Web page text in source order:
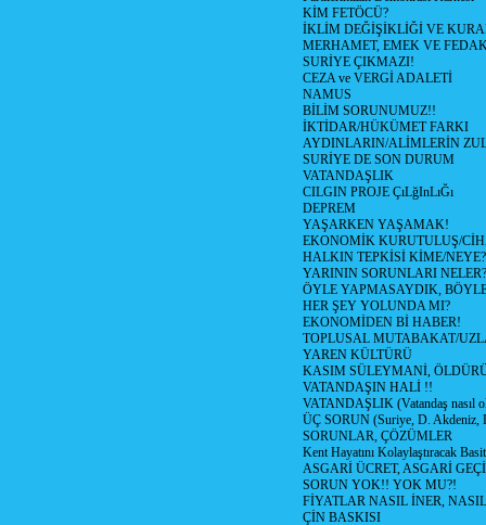
KİM FETÖCÜ?
İKLİM DEĞİŞİKLİĞİ VE
MERHAMET, EMEK VE
SURİYE ÇIKMAZI!
CEZA ve VERGİ ADALETİ
NAMUS
BİLİM SORUNUMUZ!!
İKTİDAR/HÜKÜMET FARKI
AYDINLARIN/ALİMLERİN
SURİYE DE SON DURUM
VATANDAŞLIK
CILGIN PROJE ÇıLğInLıĞı
DEPREM
YAŞARKEN YAŞAMAK!
EKONOMİK KURUTULUŞ/
HALKIN TEPKİSİ KİME/NEYE?
YARININ SORUNLARI NELER?
ÖYLE YAPMASAYDIK,
HER ŞEY YOLUNDA MI?
EKONOMİDEN Bİ HABER!
TOPLUSAL MUTABAKAT/
YAREN KÜLTÜRÜ
KASIM SÜLEYMANİ,
VATANDAŞIN HALİ !!
VATANDAŞLIK (Vatandaş nasıl
ÜÇ SORUN (Suriye, D. Akdeniz,
SORUNLAR, ÇÖZÜMLER
Kent Hayatını Kolaylaştıracak
ASGARİ ÜCRET, ASGARİ
SORUN YOK!! YOK MU?!
FİYATLAR NASIL İNER,
ÇİN BASKISI